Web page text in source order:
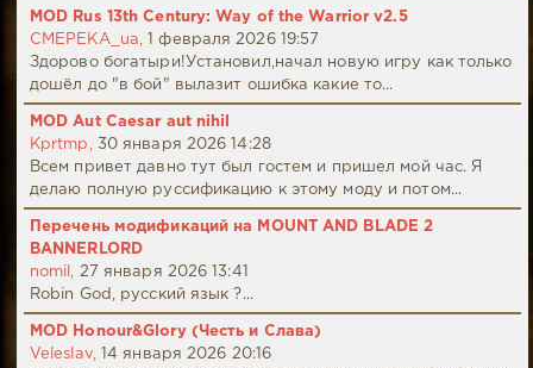
MOD Rus 13th Century: Way of the Warrior v2.5
CMEPEKA_ua,
1 февраля 2026 19:57
Здорово богатыри!Установил,начал новую игру как только
дошёл до "в бой" вылазит ошибка какие то...
MOD Aut Caesar aut nihil
Kprtmp,
30 января 2026 14:28
Всем привет давно тут был гостем и пришел мой час. Я
делаю полную руссификацию к этому моду и потом...
Перечень модификаций на MOUNT AND BLADE 2
BANNERLORD
nomil,
27 января 2026 13:41
Robin God, русский язык ?...
MOD Honour&Glory (Честь и Слава)
Veleslav,
14 января 2026 20:16